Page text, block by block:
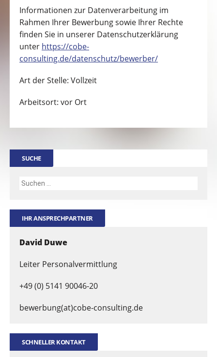
Informationen zur Datenverarbeitung im
Rahmen Ihrer Bewerbung sowie Ihrer Rechte
finden Sie in unserer Datenschutzerklärung
unter https://cobe-
consulting.de/datenschutz/bewerber/
Art der Stelle: Vollzeit
Arbeitsort: vor Ort
SUCHE
IHR ANSPRECHPARTNER
David Duwe
Leiter Personalvermittlung
+49 (0) 5141 90046-20
bewerbung(at)cobe-consulting.de
SCHNELLER KONTAKT